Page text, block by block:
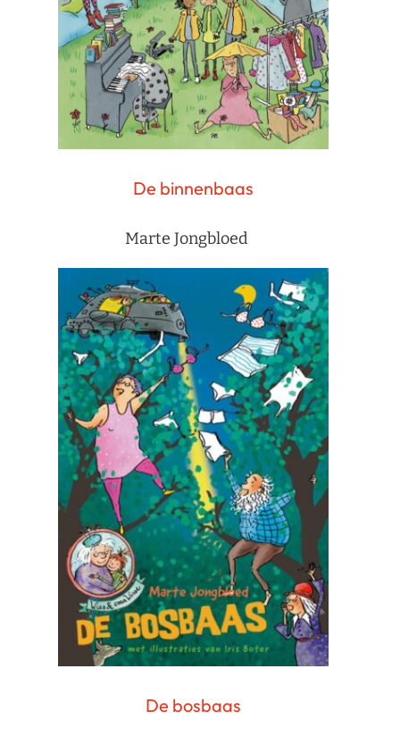
De binnenbaas
Marte Jongbloed
De bosbaas